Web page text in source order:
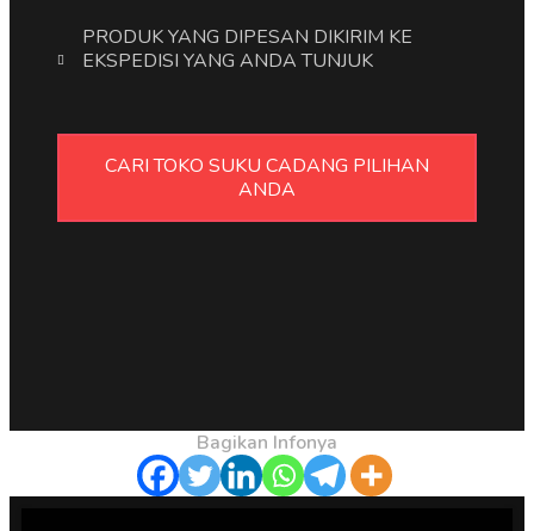
PRODUK YANG DIPESAN DIKIRIM KE
EKSPEDISI YANG ANDA TUNJUK
CARI TOKO SUKU CADANG PILIHAN
ANDA
Bagikan Infonya